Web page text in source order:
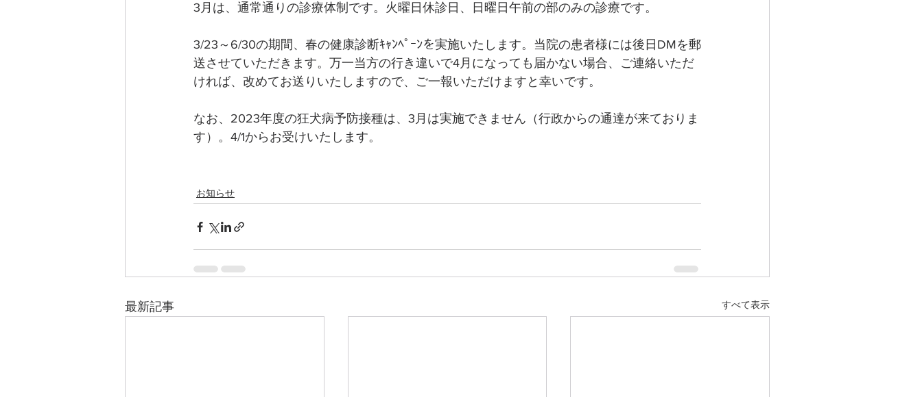
3月は、通常通りの診療体制です。火曜日休診日、日曜日午前の部のみの診療です。
3/23～6/30の期間、春の健康診断ｷｬﾝﾍﾟｰﾝを実施いたします。当院の患者様には後日DMを郵
送させていただきます。万一当方の行き違いで4月になっても届かない場合、ご連絡いただ
ければ、改めてお送りいたしますので、ご一報いただけますと幸いです。
なお、2023年度の狂犬病予防接種は、3月は実施できません（行政からの通達が来ておりま
す）。4/1からお受けいたします。
お知らせ
最新記事 すべて表示